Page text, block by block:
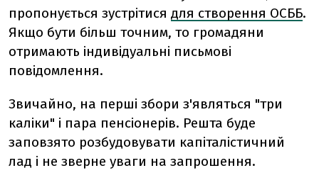
пропонується зустрітися для створення ОСББ.
Якщо бути більш точним, то громадяни
отримають індивідуальні письмові
повідомлення.
Звичайно, на перші збори з'являться "три
каліки" і пара пенсіонерів. Решта буде
заповзято розбудовувати капіталістичний
лад і не зверне уваги на запрошення.